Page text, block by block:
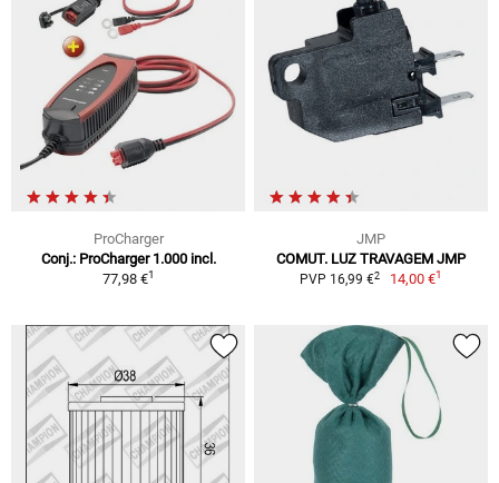
ProCharger
Conj.: ProCharger 1.000 incl.
77,98 €1
JMP
COMUT. LUZ TRAVAGEM JMP
PVP 16,99 €2 14,00 €1